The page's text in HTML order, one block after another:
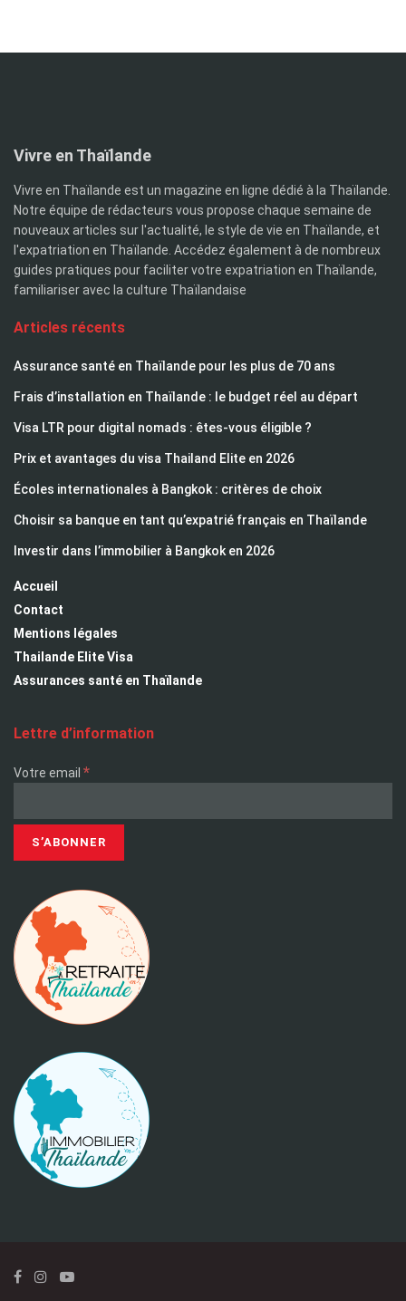
Vivre en Thaïlande
Vivre en Thaïlande est un magazine en ligne dédié à la Thaïlande.
Notre équipe de rédacteurs vous propose chaque semaine de
nouveaux articles sur l'actualité, le style de vie en Thaïlande, et
l'expatriation en Thaïlande. Accédez également à de nombreux
guides pratiques pour faciliter votre expatriation en Thaïlande,
familiariser avec la culture Thaïlandaise
Articles récents
Assurance santé en Thaïlande pour les plus de 70 ans
Frais d’installation en Thaïlande : le budget réel au départ
Visa LTR pour digital nomads : êtes-vous éligible ?
Prix et avantages du visa Thailand Elite en 2026
Écoles internationales à Bangkok : critères de choix
Choisir sa banque en tant qu’expatrié français en Thaïlande
Investir dans l’immobilier à Bangkok en 2026
Accueil
Contact
Mentions légales
Thailande Elite Visa
Assurances santé en Thaïlande
Lettre d’information
Votre email *